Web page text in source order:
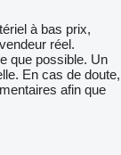
à bas prix,
réel.
que possible. Un
En cas de doute,
afin que